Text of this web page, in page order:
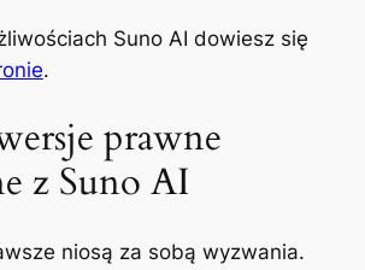
Suno AI dowiesz się
.
prawne
z Suno AI
niosą za sobą wyzwania.